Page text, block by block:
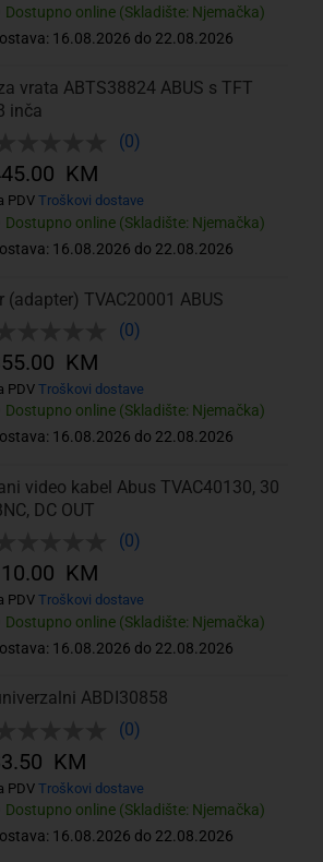
Dostupno online (Skladište: Njemačka)
16.08.2026 do 22.08.2026
vrata ABTS38824 ABUS s TFT
inča
(0)
Dostupno online (Skladište: Njemačka)
16.08.2026 do 22.08.2026
KM
PDV Troškovi dostave
(adapter) TVAC20001 ABUS
(0)
Dostupno online (Skladište: Njemačka)
16.08.2026 do 22.08.2026
KM
PDV Troškovi dostave
video kabel Abus TVAC40130, 30
DC OUT
(0)
Dostupno online (Skladište: Njemačka)
16.08.2026 do 22.08.2026
KM
PDV Troškovi dostave
ABDI30858
(0)
Dostupno online (Skladište: Njemačka)
16.08.2026 do 22.08.2026
KM
PDV Troškovi dostave